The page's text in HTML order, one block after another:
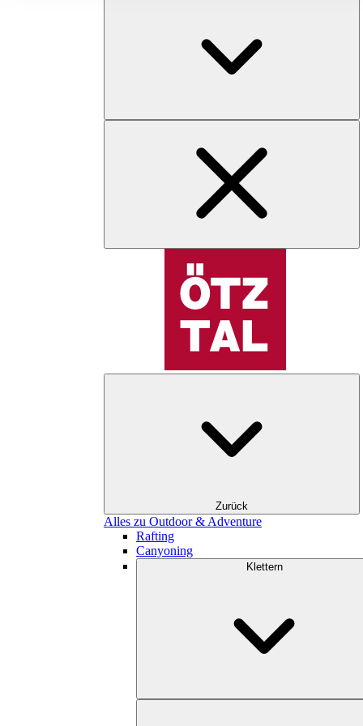
Zurück
Alles zu Outdoor & Adventure
Rafting
Canyoning
Klettern